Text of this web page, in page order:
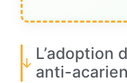
L’adoption
anti-